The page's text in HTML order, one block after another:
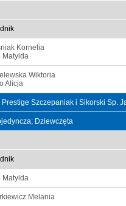
Kornelia
Matylda
Wiktoria
Alicja
Szczepaniak i Sikorski Sp.
Dziewczęta
Matylda
Melania